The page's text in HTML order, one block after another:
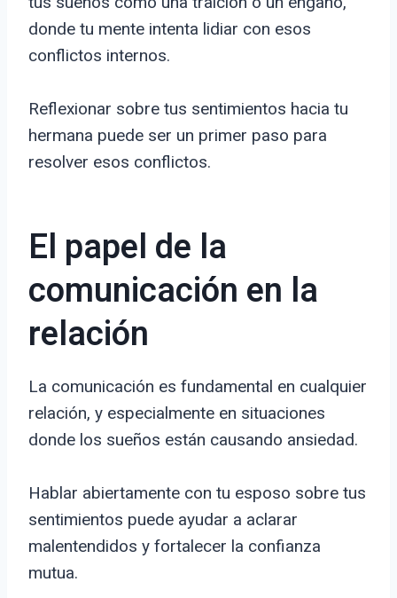
donde tu mente intenta lidiar con esos
conflictos internos.
Reflexionar sobre tus sentimientos hacia tu
hermana puede ser un primer paso para
resolver esos conflictos.
El papel de la
comunicación en la
relación
La comunicación es fundamental en cualquier
relación, y especialmente en situaciones
donde los sueños están causando ansiedad.
Hablar abiertamente con tu esposo sobre tus
sentimientos puede ayudar a aclarar
malentendidos y fortalecer la confianza
mutua.